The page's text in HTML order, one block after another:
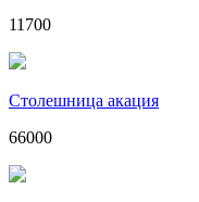
11700
Столешница акация
66000